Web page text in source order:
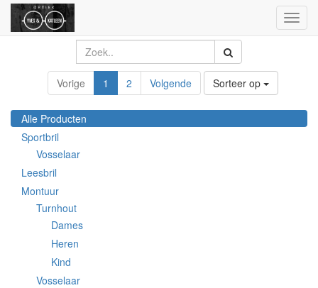
Vorige 1 2 Volgende Sorteer op
Alle Producten
Sportbril
Vosselaar
Leesbril
Montuur
Turnhout
Dames
Heren
Kind
Vosselaar